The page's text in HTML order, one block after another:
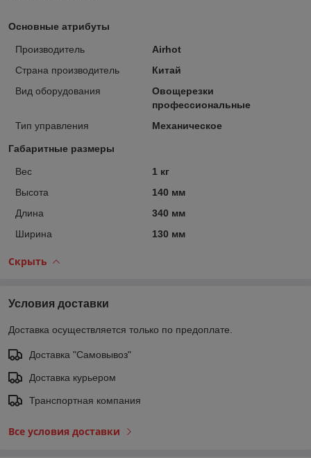
Основные атрибуты
Производитель
Airhot
Страна производитель
Китай
Вид оборудования
Овощерезки
профессиональные
Тип управления
Механическое
Габаритные размеры
Вес
1 кг
Высота
140 мм
Длина
340 мм
Ширина
130 мм
Скрыть
Условия доставки
Доставка осуществляется только по предоплате.
Доставка "Самовывоз"
Доставка курьером
Транспортная компания
Все условия доставки